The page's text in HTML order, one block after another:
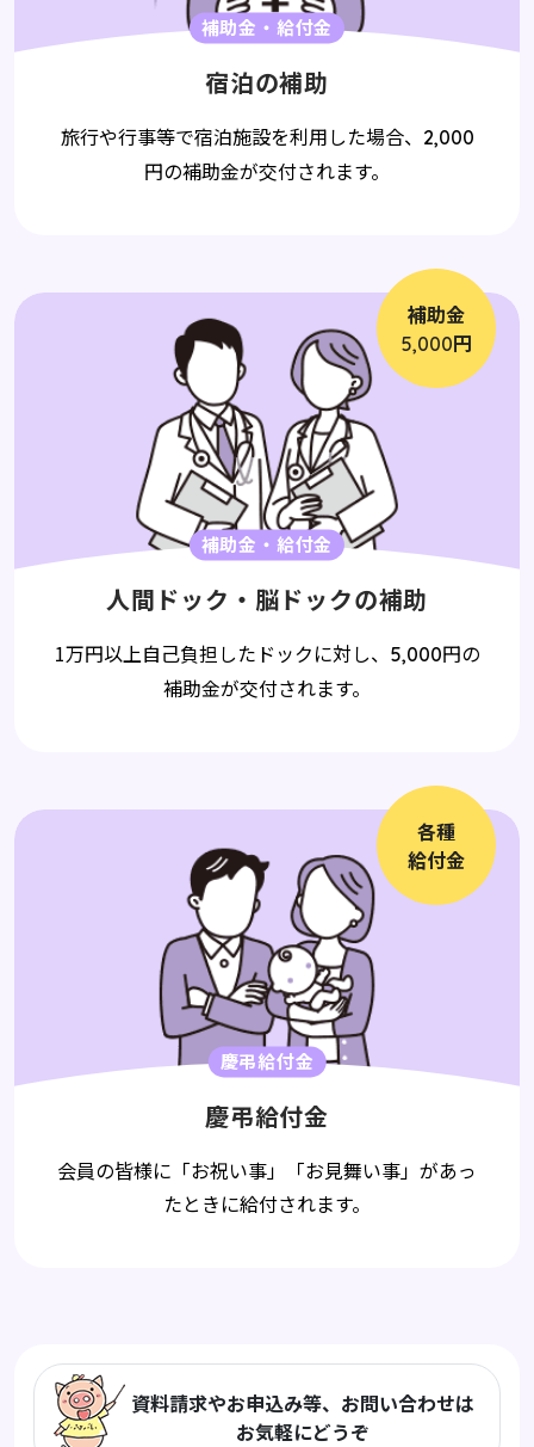
補助金・給付金
宿泊の補助
旅行や行事等で宿泊施設を利用した場合、 2,000
円の補助金が交付されます。
補助金
5,000円
補助金・給付金
人間ドック・脳ドックの補助
1万円以上自己負担したドックに対し、 5,000円の
補助金が交付されます。
各種
給付金
慶弔給付金
慶弔給付金
会員の皆様に「お祝い事」「お見舞い事」があっ
たときに給付されます。
資料請求やお申込み等、お問い合わせは
お気軽にどうぞ